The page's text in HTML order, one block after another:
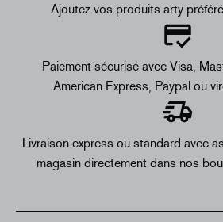
Ajoutez vos produits arty
Paiement sécurisé avec Visa,
American Express, Paypal ou
Livraison express ou standard avec
magasin directement dans nos